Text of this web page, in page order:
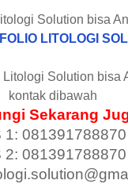
Solution bisa
LITOLOGI
Solution bisa
kontak dibawah
Sekarang
1: 081391788870
2: 081391788870